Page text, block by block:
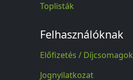
Toplisták
Felhasználóknak
Előfizetés / Díjcsomagok
Jognyilatkozat